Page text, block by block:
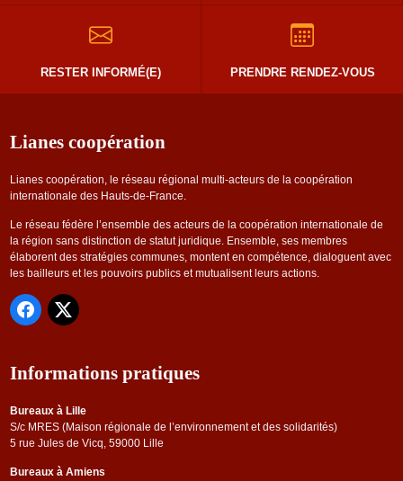
RESTER INFORMÉ(E) PRENDRE RENDEZ-VOUS
Lianes coopération
Lianes coopération, le réseau régional multi-acteurs de la coopération
internationale des Hauts-de-France.
Le réseau fédère l’ensemble des acteurs de la coopération internationale de
la région sans distinction de statut juridique. Ensemble, ses membres
élaborent des stratégies communes, montent en compétence, dialoguent avec
les bailleurs et les pouvoirs publics et mutualisent leurs actions.
Informations pratiques
Bureaux à Lille
S/c MRES (Maison régionale de l’environnement et des solidarités)
5 rue Jules de Vicq, 59000 Lille
Bureaux à Amiens